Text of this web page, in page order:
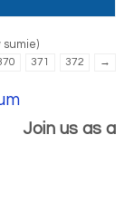
sumie)
371 372 →
Join us as a